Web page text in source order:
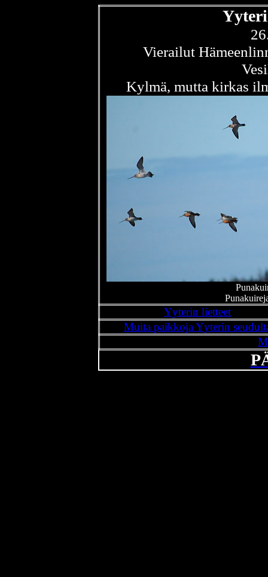
Vierailut
Kylmä, mutta kirkas
Yyterin lietteet
Muita paikkoja Yyterin